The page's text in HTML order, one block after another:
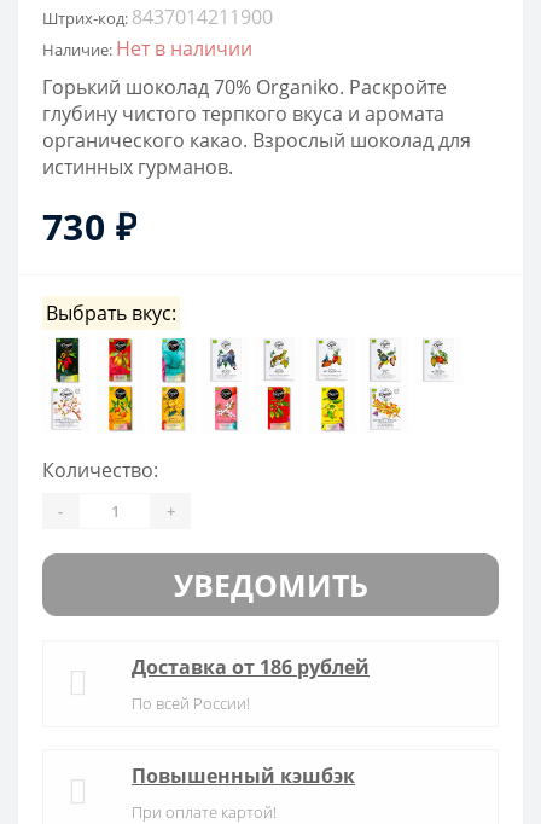
Штрих-код: 8437014211900
Наличие: Нет в наличии
Горький шоколад 70% Organiko. Раскройте
глубину чистого терпкого вкуса и аромата
органического какао. Взрослый шоколад для
истинных гурманов.
730 ₽
Выбрать вкус:
Количество:
- +
УВЕДОМИТЬ
Доставка от 186 рублей
По всей России!
Повышенный кэшбэк
При оплате картой!